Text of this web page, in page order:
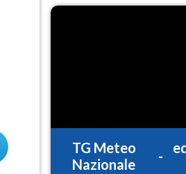
TG Meteo
Nazionale
-